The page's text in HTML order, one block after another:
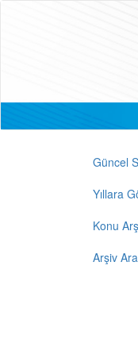
Güncel
Yıllara
Konu
Arşiv